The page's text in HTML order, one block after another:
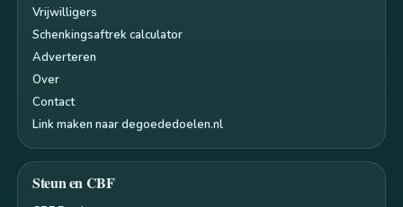
Vrijwilligers
Schenkingsaftrek calculator
Adverteren
Over
Contact
Link maken naar degoededoelen.nl
Steun en CBF